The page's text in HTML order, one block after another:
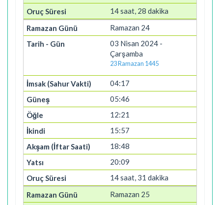
14 saat, 28 dakika
Ramazan 24
03 Nisan 2024 -
Çarşamba
23 Ramazan 1445
04:17
05:46
12:21
15:57
18:48
20:09
14 saat, 31 dakika
Ramazan 25